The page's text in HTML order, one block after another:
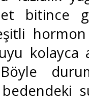
bitince
kolayca